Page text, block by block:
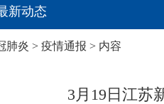
新动态
肺炎 > 疫情通报 > 内容
3月19日江苏